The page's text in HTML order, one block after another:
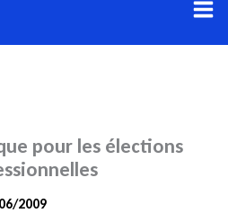
pour les élections
2009